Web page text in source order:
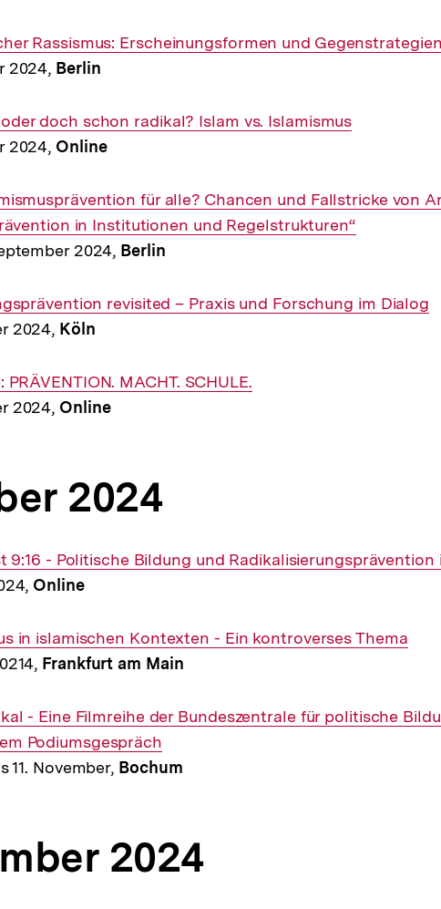
Rassismus: Erscheinungsformen und Gegenstrategien
2024, Berlin
doch schon radikal? Islam vs. Islamismus
2024, Online
für alle? Chancen und Fallstricke von
in Institutionen und Regelstrukturen“
2024, Berlin
revisited – Praxis und Forschung im Dialog
2024, Köln
MACHT. SCHULE.
2024, Online
2024
9:16 - Politische Bildung und
Online
in islamischen Kontexten - Ein kontroverses Thema
Frankfurt am Main
- Eine Filmreihe der Bundeszentrale für politische
Podiumsgespräch
11. November, Bochum
2024